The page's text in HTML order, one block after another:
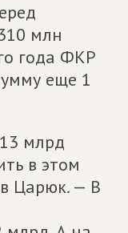
млн
года ФКР
еще 1
млрд
в этом
Царюк. — В